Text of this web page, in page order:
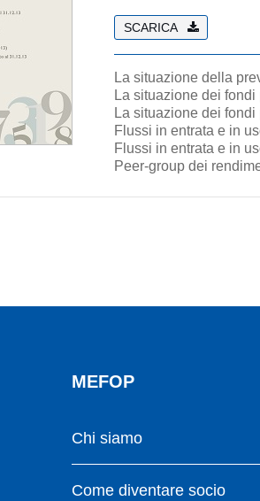
SCARICA
La situazione della
La situazione dei
La situazione dei
Flussi in entrata e in
Flussi in entrata e in
Peer-group dei
MEFOP
Chi siamo
Come diventare socio